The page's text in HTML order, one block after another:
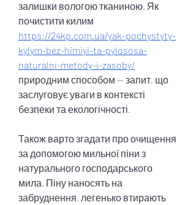
залишки вологою тканиною. Як
https://24kp.com.ua/yak-pochystyty-
kylym-bez-himiyi-ta-pylososa-
naturalni-metody-i-zasoby/
природним способом — запит, що
заслуговує уваги в контексті
безпеки та екологічності.
Також варто згадати про очищення
за допомогою мильної піни з
натурального господарського
мила. Піну наносять на
забруднення, легенько втирають